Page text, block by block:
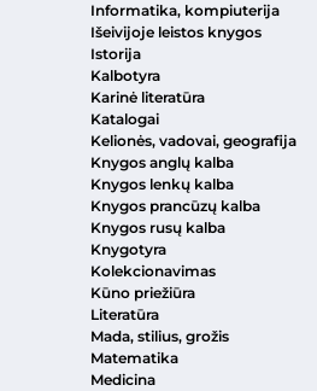
Informatika, kompiuterija
Išeivijoje leistos knygos
Istorija
Kalbotyra
Karinė literatūra
Katalogai
Kelionės, vadovai, geografija
Knygos anglų kalba
Knygos lenkų kalba
Knygos prancūzų kalba
Knygos rusų kalba
Knygotyra
Kolekcionavimas
Kūno priežiūra
Literatūra
Mada, stilius, grožis
Matematika
Medicina